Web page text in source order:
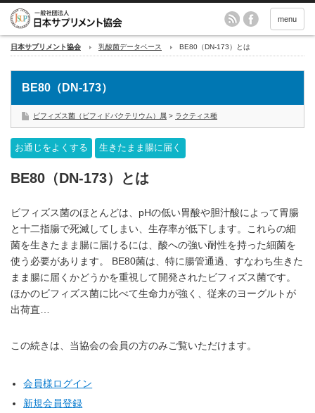
menu
日本サプリメント協会 乳酸菌データベース BE80（DN-173）とは
BE80（DN-173）
ビフィズス菌（ビフィドバクテリウム）属 > ラクティス種
お通じをよくする 生きたまま腸に届く
BE80（DN-173）とは
ビフィズス菌のほとんどは、pHの低い胃酸や胆汁酸によって胃腸
と十二指腸で死滅してしまい、生存率が低下します。これらの細
菌を生きたまま腸に届けるには、酸への強い耐性を持った細菌を
使う必要があります。 BE80菌は、特に腸管通過、すなわち生きた
まま腸に届くかどうかを重視して開発されたビフィズス菌です。
ほかのビフィズス菌に比べて生命力が強く、従来のヨーグルトが
出荷直…
この続きは、当協会の会員の方のみご覧いただけます。
会員様ログイン
新規会員登録